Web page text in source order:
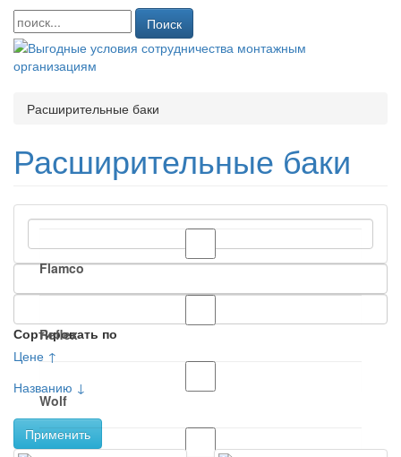
Поиск
Расширительные баки
Расширительные баки
Flamco
Reflex
Wolf
Сортировать по
Цене ↑
Названию ↓
Применить